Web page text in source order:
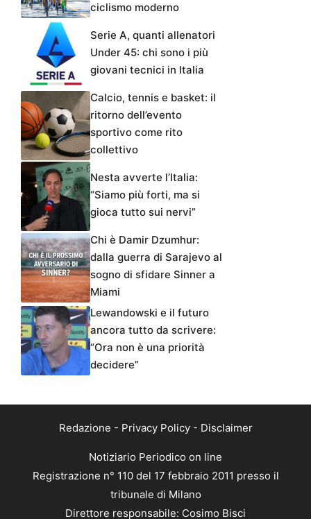
ciclismo moderno
Serie A, quanti allenatori
Under 45: chi sono i più
giovani tecnici in Italia
Calcio, tennis e basket: il
ritorno dell’evento
sportivo come rito
collettivo
Nesta avverte l’Italia:
“Siamo più forti, ma si
gioca tutto sui nervi”
Chi è Damir Dzumhur:
dalla guerra di Sarajevo al
sogno di sfidare Sinner a
Miami
Lewandowski e il futuro
ancora tutto da scrivere:
“Ora non è una priorità
decidere”
Redazione - Privacy Policy- Disclaimer
Notiziario Periodico on line
Registrazione n° 110 del 17 febbraio 2011 presso il
tribunale di Milano
Direttore responsabile: Cosimo Bisci